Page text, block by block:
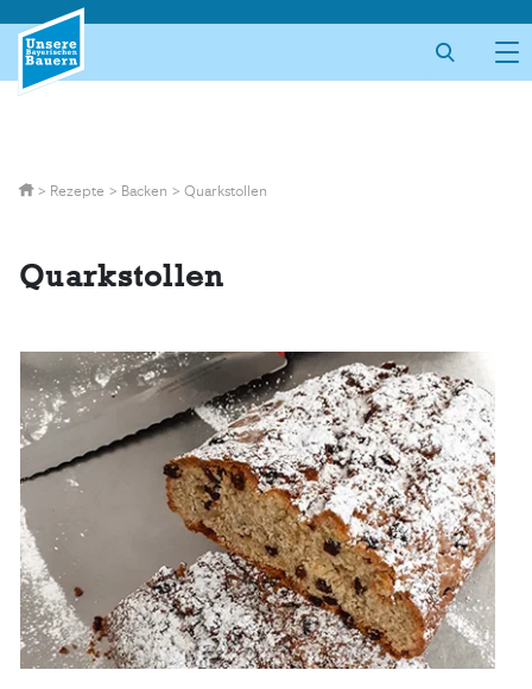
content
> Rezepte > Backen > Quarkstollen
Quarkstollen